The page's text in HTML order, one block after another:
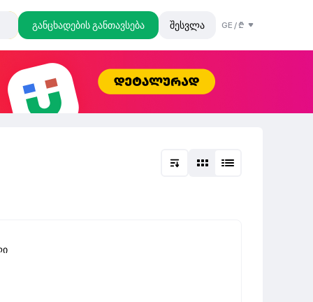
განცხადების განთავსება შესვლა GE /₾